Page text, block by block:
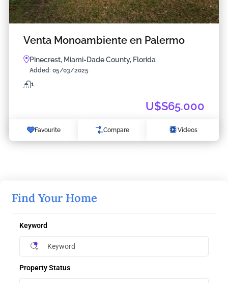
Venta Monoambiente en Palermo
Pinecrest, Miami-Dade County, Florida
Added: 05/03/2025
1
U$S65.000
Favourite Compare Videos
Find Your Home
Keyword
Property Status